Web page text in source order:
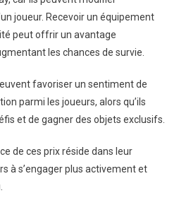
joueur. Recevoir un équipement
peut offrir un avantage
les chances de survie.
favoriser un sentiment de
parmi les joueurs, alors qu’ils
et de gagner des objets exclusifs.
de ces prix réside dans leur
à s’engager plus activement et